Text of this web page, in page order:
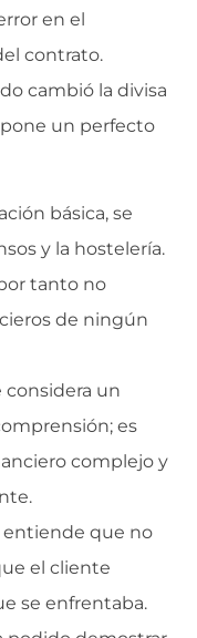
en el
contrato.
cambió la divisa
un perfecto
básica, se
y la hostelería.
tanto no
de ningún
considera un
es
complejo y
entiende que no
el cliente
se enfrentaba.